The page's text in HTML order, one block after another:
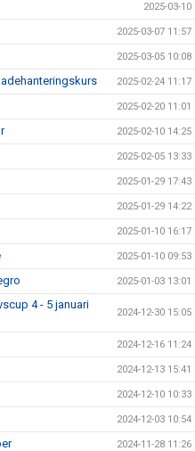
2025-03-10
2025-03-07 11:57
2025-03-05 10:08
2025-02-24 11:17
2025-02-20 11:01
2025-02-10 14:25
2025-02-05 13:33
2025-01-29 17:43
2025-01-29 14:22
2025-01-10 16:17
2025-01-10 09:53
2025-01-03 13:01
4 - 5 januari
2024-12-30 15:05
2024-12-16 11:24
2024-12-13 15:41
2024-12-10 10:33
2024-12-03 10:54
2024-11-28 11:26